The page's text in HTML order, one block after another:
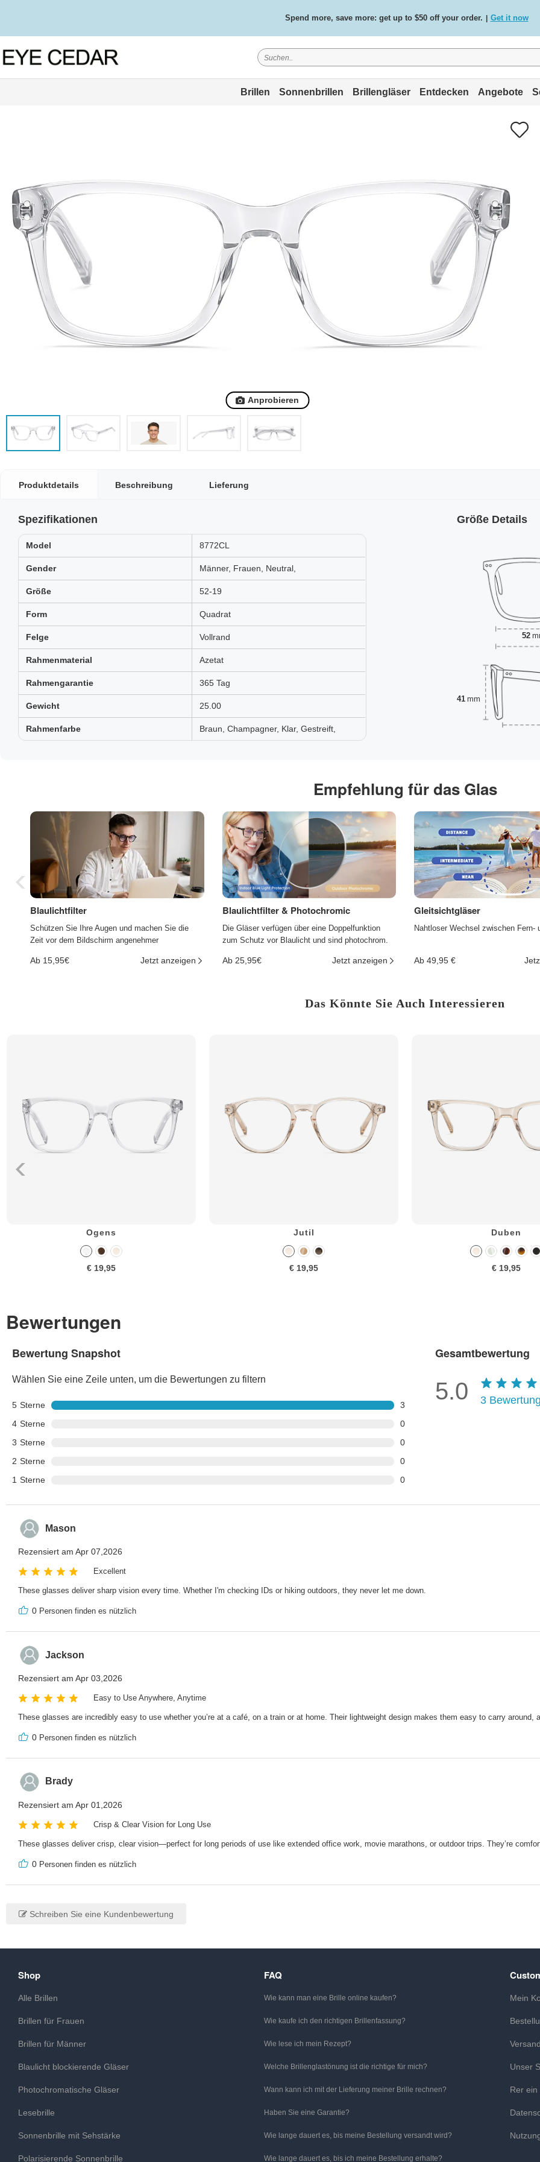
Free standard delivery on all orders / Shop now.
Brillen Sonnenbrillen Brillengläser Entdecken Angebote
Anprobieren
Produktdetails Beschreibung Lieferung
Spezifikationen
Model 8772CL
Gender Männer, Frauen, Neutral,
Größe 52-19
Form Quadrat
Felge Vollrand
Rahmenmaterial Azetat
Rahmengarantie 365 Tag
Gewicht 25.00
Rahmenfarbe Braun, Champagner, Klar, Gestreift,
Größe Details
52
41 mm
Empfehlung für das Glas
Blaulichtfilter
Schützen Sie Ihre Augen und machen Sie die
Zeit vor dem Bildschirm angenehmer
Ab 15,95€ Jetzt anzeigen
Blaulichtfilter & Photochromic
Die Gläser verfügen über eine Doppelfunktion
zum Schutz vor Blaulicht und sind photochrom.
Ab 25,95€ Jetzt anzeigen
Gleitsichtgläser
Nahtloser Wechsel zwischen Fern-
Ab 49,95 €
Das Könnte Sie Auch Interessieren
Ogens
€ 19,95
Jutil
€ 19,95
Duben
€ 19,95
Bewertungen
Bewertung Snapshot
Wählen Sie eine Zeile unten, um die Bewertungen zu filtern
5 Sterne
3
4 Sterne
0
3 Sterne
0
2 Sterne
0
1 Sterne 0
Gesamtbewertung
5.0 3
Mason
Rezensiert am Apr 07,2026
Excellent
These glasses deliver sharp vision every time. Whether I'm checking IDs or hiking outdoors, they never let me down.
0 Personen finden es nützlich
Jackson
Rezensiert am Apr 03,2026
Easy to Use Anywhere, Anytime
These glasses are incredibly easy to use whether you’re at a café, on a train or at home. Their lightweight design makes them easy to carry
0 Personen finden es nützlich
Brady
Rezensiert am Apr 01,2026
Crisp & Clear Vision for Long Use
These glasses deliver crisp, clear vision—perfect for long periods of use like extended office work, movie marathons, or outdoor trips. They’re
0 Personen finden es nützlich
Schreiben Sie eine Kundenbewertung
Shop
Alle Brillen
Brillen für Frauen
Brillen für Männer
Blaulicht blockierende Gläser
Photochromatische Gläser
Lesebrille
Sonnenbrille mit Sehstärke
Polarisierende Sonnenbrille
FAQ
Wie kann man eine Brille online kaufen?
Wie kaufe ich den richtigen Brillenfassung?
Wie lese ich mein Rezept?
Welche Brillenglastönung ist die richtige für mich?
Wann kann ich mit der Lieferung meiner Brille rechnen?
Haben Sie eine Garantie?
Wie lange dauert es, bis meine Bestellung versandt wird?
Wie lange dauert es, bis ich meine Bestellung erhalte?
Mein
Unser
Rer